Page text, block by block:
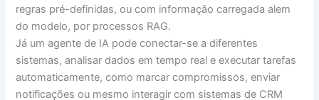
regras pré-definidas, ou com informação carregada alem
do modelo, por processos RAG.
Já um agente de IA pode conectar-se a diferentes
sistemas, analisar dados em tempo real e executar tarefas
automaticamente, como marcar compromissos, enviar
notificações ou mesmo interagir com sistemas de CRM